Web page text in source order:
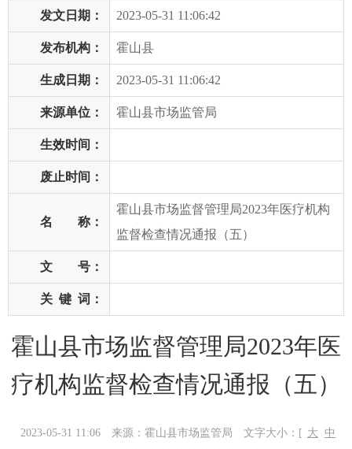
发文日期： 2023-05-31 11:06:42
发布机构： 霍山县
生成日期： 2023-05-31 11:06:42
来源单位： 霍山县市场监管局
生效时间：
废止时间：
名 称：
霍山县市场监督管理局2023年医疗机构
监督检查情况通报（五）
文 号：
关 键 词：
霍山县市场监督管理局2023年医
疗机构监督检查情况通报（五）
2023-05-31 11:06 来源：霍山县市场监管局 文字大小：[ 大
中